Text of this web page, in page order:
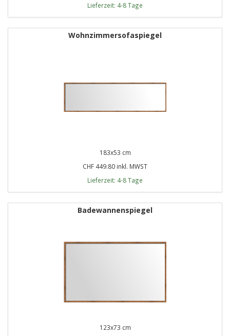
Lieferzeit: 4-8 Tage
Wohnzimmersofaspiegel
183x53 cm
CHF 449.80 inkl. MWST
Lieferzeit: 4-8 Tage
Badewannenspiegel
123x73 cm